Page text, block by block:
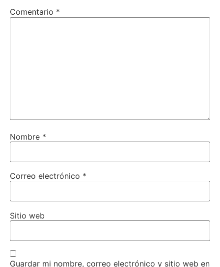
Comentario *
Nombre *
Correo electrónico *
Sitio web
Guardar mi nombre, correo electrónico y sitio web en